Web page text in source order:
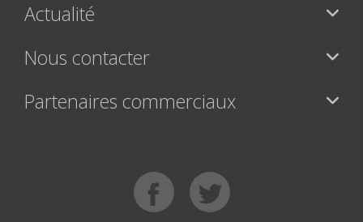
Actualité
Nous contacter
Partenaires commerciaux